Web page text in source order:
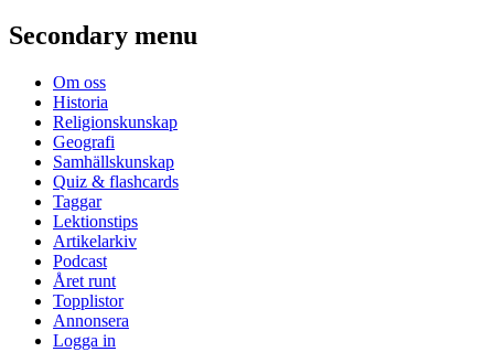
Secondary menu
Om oss
Historia
Religionskunskap
Geografi
Samhällskunskap
Quiz & flashcards
Taggar
Lektionstips
Artikelarkiv
Podcast
Året runt
Topplistor
Annonsera
Logga in